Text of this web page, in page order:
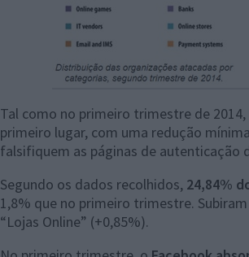
Tal como no primeiro trimestre de
primeiro lugar, com uma redução
falsifiquem as páginas de autenticação
Segundo os dados recolhidos, 24,84%
1,8% que no primeiro trimestre.
“Lojas Online” (+0,85%).